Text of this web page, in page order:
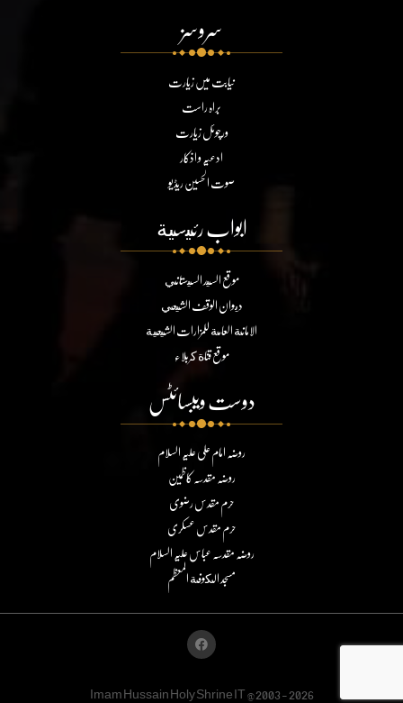
سروسز
نیابت میں زیارت
براہ راست
ورچوئل زیارت
ادعیہ و اذکار
صوت الحسین ریڈیو
ابواب رئيسية
موقع السيد السيستاني
ديوان الوقف الشيعي
الامانة العامة للمزارات الشيعية
موقع قناة كربلاء
دوست ویبسائٹس
روضہ امام علی علیہ السلام
روضہ مقدسہ کاظمین
حرم مقدس رضوی
حرم مقدس عسکری
روضہ مقدسہ عباس علیہ السلام
مسجد الكوفة المعظم
Imam Hussain Holy Shrine IT @2003 - 2026